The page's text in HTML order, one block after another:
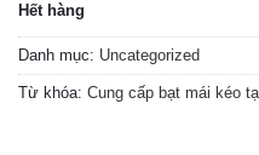
Hết hàng
Danh mục: Uncategorized
Từ khóa: Cung cấp bạt mái kéo